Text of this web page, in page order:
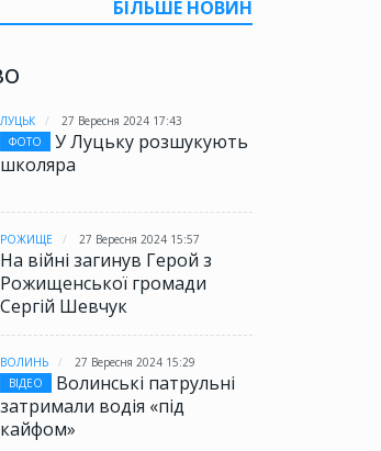
БІЛЬШЕ НОВИН
ЛУЦЬК
27 Вересня 2024 17:43
ФОТО
У Луцьку розшукують
школяра
РОЖИЩЕ 27 Вересня 2024 15:57
На війні загинув Герой з
Рожищенської громади
Сергій Шевчук
ВОЛИНЬ
27 Вересня 2024 15:29
ВІДЕО
Волинські патрульні
затримали водія «під
кайфом»